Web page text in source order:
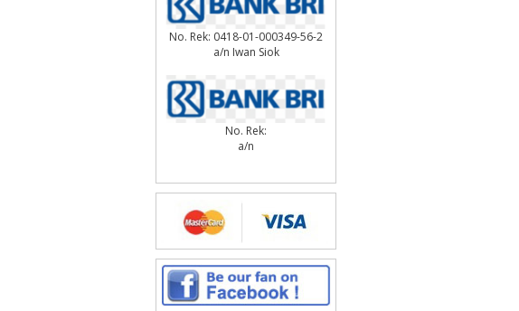
No. Rek: 0418-01-000349-56-2
a/n Iwan Siok
No. Rek:
a/n